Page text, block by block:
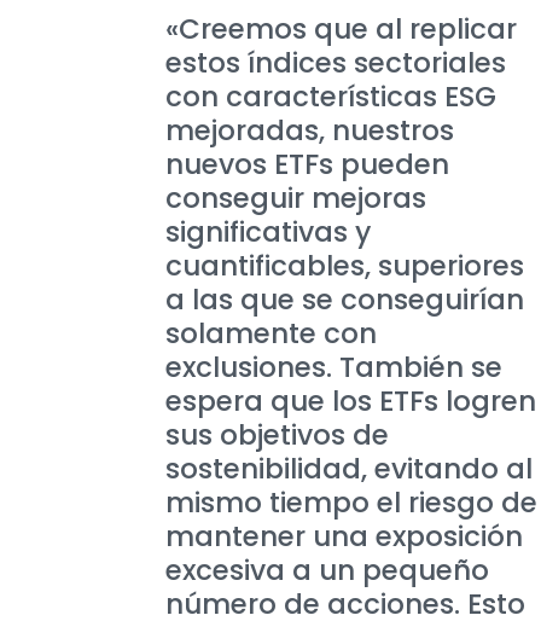
«Creemos que al replicar
estos índices sectoriales
con características ESG
mejoradas, nuestros
nuevos ETFs pueden
conseguir mejoras
significativas y
cuantificables, superiores
a las que se conseguirían
solamente con
exclusiones. También se
espera que los ETFs logren
sus objetivos de
sostenibilidad, evitando al
mismo tiempo el riesgo de
mantener una exposición
excesiva a un pequeño
número de acciones. Esto